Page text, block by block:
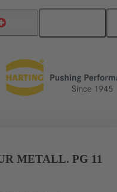
09 00 000 5060
METALL. PG 11